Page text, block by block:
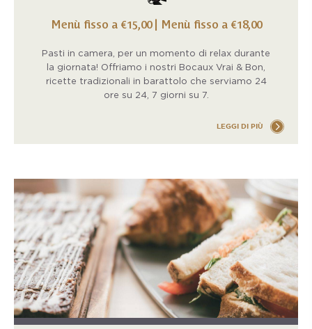
Menù fisso a €15,00 | Menù fisso a €18,00
Pasti in camera, per un momento di relax durante
la giornata! Offriamo i nostri Bocaux Vrai & Bon,
ricette tradizionali in barattolo che serviamo 24
ore su 24, 7 giorni su 7.
LEGGI DI PIÙ